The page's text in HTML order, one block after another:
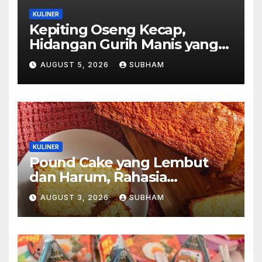
KULINER
Kepiting Oseng Kecap,
Hidangan Gurih Manis yang
Selalu Menggugah Selera di
Setiap Suapan
AUGUST 5, 2026 SUBHAM
KULINER
Pound Cake yang Lembut
dan Harum, Rahasia
Kelezatan Kue Klasik yang
Tak Pernah Kehilangan
Pesona
AUGUST 3, 2026 SUBHAM